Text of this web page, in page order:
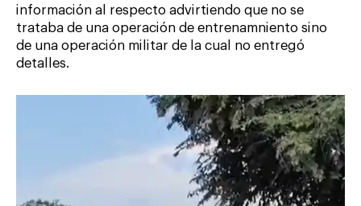
información al respecto advirtiendo que no se
trataba de una operación de entrenamniento sino
de una operación militar de la cual no entregó
detalles.